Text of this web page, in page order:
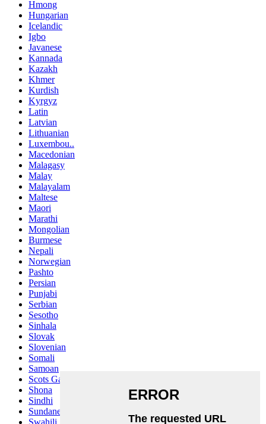
Hmong
Hungarian
Icelandic
Igbo
Javanese
Kannada
Kazakh
Khmer
Kurdish
Kyrgyz
Latin
Latvian
Lithuanian
Luxembou..
Macedonian
Malagasy
Malay
Malayalam
Maltese
Maori
Marathi
Mongolian
Burmese
Nepali
Norwegian
Pashto
Persian
Punjabi
Serbian
Sesotho
Sinhala
Slovak
Slovenian
Somali
Samoan
Scots Gaelic
Shona
Sindhi
Sundanese
Swahili